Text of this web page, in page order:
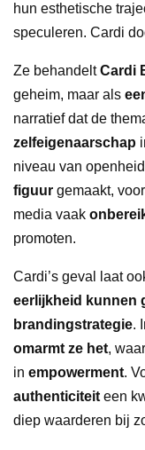
hun esthetische
speculeren. Cardi
Ze behandeltCardi
geheim, maar als
narratief dat de
zelfeigenaarschap
niveau van
figuur gemaakt,
media vaak
promoten.
Cardi’s geval laat
eerlijkheid kunnen
brandingstrategie.
omarmt ze het,
in empowerment.
authenticiteit een
diep waarderen bij